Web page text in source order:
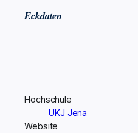
Eckdaten
Hochschule
UKJ Jena
Website